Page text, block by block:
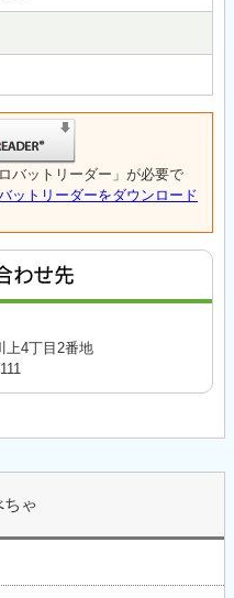
バットリーダー」が必要で
ットリーダーをダウンロード
4丁目2番地
ゃ